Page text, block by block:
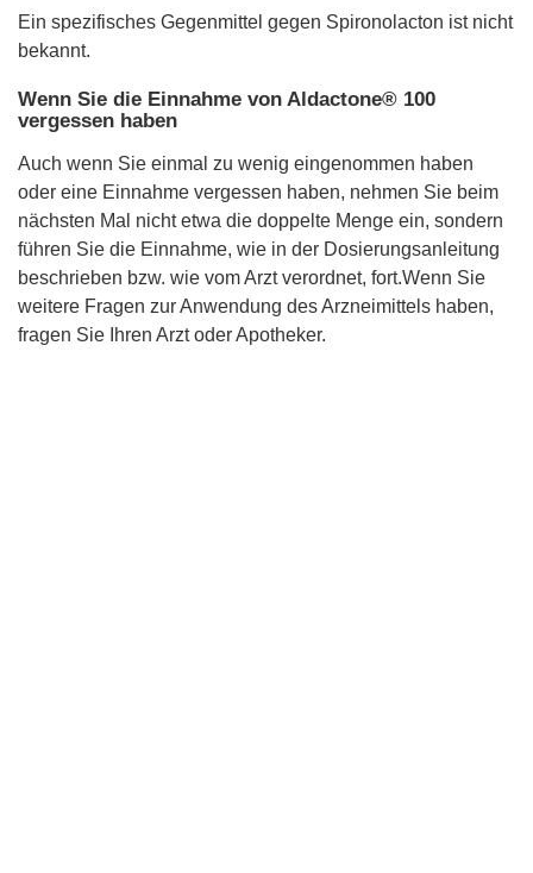
Ein spezifisches Gegenmittel gegen Spironolacton ist nicht
bekannt.
Wenn Sie die Einnahme von Aldactone® 100
vergessen haben
Auch wenn Sie einmal zu wenig eingenommen haben
oder eine Einnahme vergessen haben, nehmen Sie beim
nächsten Mal nicht etwa die doppelte Menge ein, sondern
führen Sie die Einnahme, wie in der Dosierungsanleitung
beschrieben bzw. wie vom Arzt verordnet, fort.Wenn Sie
weitere Fragen zur Anwendung des Arzneimittels haben,
fragen Sie Ihren Arzt oder Apotheker.